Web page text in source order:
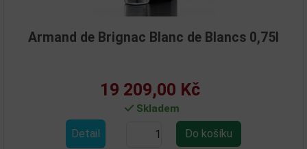
Armand de Brignac Blanc de Blancs 0,75l
19 209,00 Kč
Skladem
Detail